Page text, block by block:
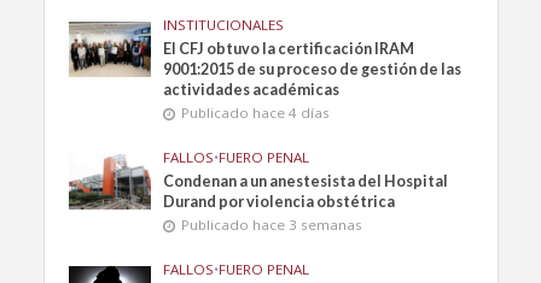
INSTITUCIONALES
El CFJ obtuvo la certificación IRAM
9001:2015 de su proceso de gestión de las
actividades académicas
Publicado hace 4 días
FALLOS•FUERO PENAL
Condenan a un anestesista del Hospital
Durand por violencia obstétrica
Publicado hace 3 semanas
FALLOS•FUERO PENAL